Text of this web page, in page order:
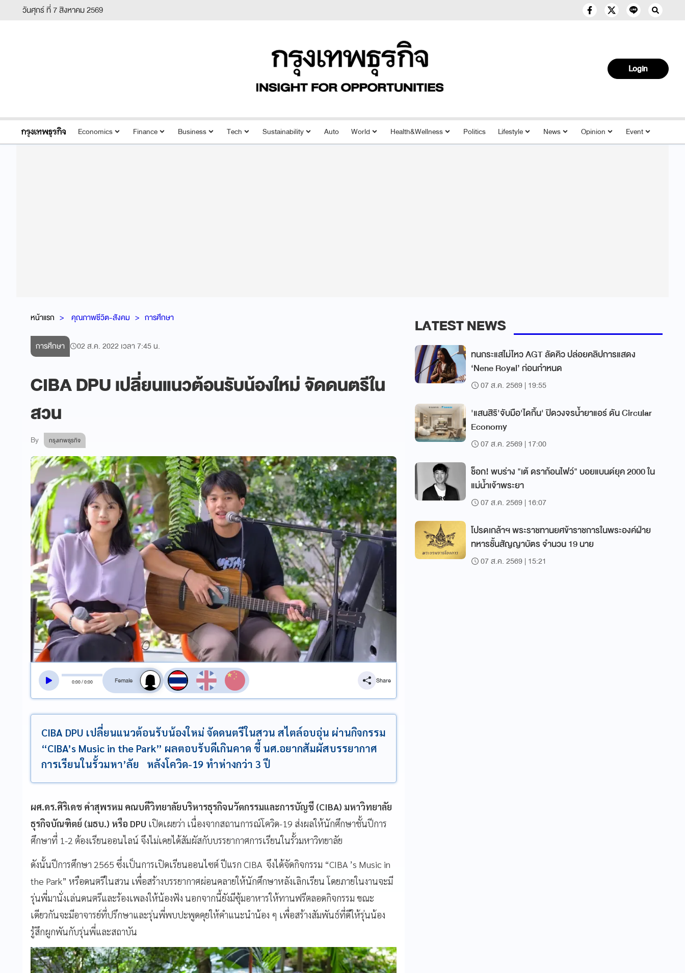
วันศุกร์ ที่ 7 สิงหาคม 2569
Login
Economics Finance Business Tech Sustainability Auto World Health&Wellness Politics Lifestyle News Opinion Event
หน้าแรก คุณภาพชีวิต-สังคม การศึกษา
การศึกษา 02 ส.ค. 2022 เวลา 7:45 น.
CIBA DPU เปลี่ยนแนวต้อนรับน้องใหม่ จัดดนตรีใน
สวน
By กรุงเทพธุรกิจ
0:00/0:00
สลับเสียงอ่าน
Share
CIBA DPU เปลี่ยนแนวต้อนรับน้องใหม่ จัดดนตรีในสวน สไตล์อบอุ่น ผ่านกิจกรรม
“CIBA’s Music in the Park” ผลตอบรับดีเกินคาด ชี้ นศ.อยากสัมผัสบรรยากาศ
การเรียนในรั้วมหา’ลัย หลังโควิด-19 ทำห่างกว่า 3 ปี
ผศ.ดร.ศิริเดช คำสุพรหม คณบดีวิทยาลัยบริหารธุรกิจนวัตกรรมและการบัญชี (CIBA) มหาวิทยาลัย
ธุรกิจบัณฑิตย์ (มธบ.) หรือ DPU เปิดเผยว่า เนื่องจากสถานการณ์โควิด-19 ส่งผลให้นักศึกษาชั้นปีการ
ศึกษาที่ 1-2 ต้องเรียนออนไลน์ จึงไม่เคยได้สัมผัสกับบรรยากาศการเรียนในรั้วมหาวิทยาลัย
ดังนั้นปีการศึกษา 2565 ซึ่งเป็นการเปิดเรียนออนไซต์ ปีแรก CIBA จึงได้จัดกิจกรรม “CIBA ’s Music in
the Park” หรือดนตรีในสวน เพื่อสร้างบรรยากาศผ่อนคลายให้นักศึกษาหลังเลิกเรียน โดยภายในงานจะมี
รุ่นพี่มานั่งเล่นดนตรีและร้องเพลงให้น้องฟัง นอกจากนี้ยังมีซุ้มอาหารให้ทานฟรีตลอดกิจกรรม ขณะ
เดียวกันจะมีอาจารย์ที่ปรึกษาและรุ่นพี่พบปะพูดคุยให้คำแนะนำน้อง ๆ เพื่อสร้างสัมพันธ์ที่ดีให้รุ่นน้อง
รู้สึกผูกพันกับรุ่นพี่และสถาบัน
LATEST NEWS
ทนกระแสไม่ไหว AGT ลัดคิว ปล่อยคลิปการแสดง
‘Nene Royal’ ก่อนกำหนด
07 ส.ค. 2569 | 19:55
'แสนสิริ'จับมือ'ไดกิ้น' ปิดวงจรน้ำยาแอร์ ดัน Circular
Economy
07 ส.ค. 2569 | 17:00
ช็อก! พบร่าง "เต้ ดราก้อนไฟว์" บอยแบนด์ยุค 2000 ใน
แม่น้ำเจ้าพระยา
07 ส.ค. 2569 | 16:07
โปรดเกล้าฯ พระราชทานยศข้าราชการในพระองค์ฝ่าย
ทหารชั้นสัญญาบัตร จำนวน 19 นาย
07 ส.ค. 2569 | 15:21